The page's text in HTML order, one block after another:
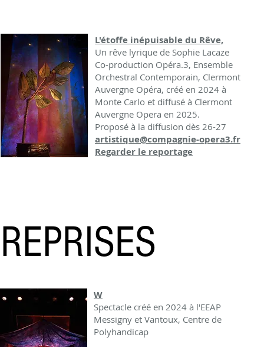
L'étoffe inépuisable du Rêve,
Un rêve lyrique de Sophie Lacaze
Co-production Opéra.3, Ensemble
Orchestral Contemporain, Clermont
Auvergne Opéra, créé en 2024 à
Monte Carlo et diffusé à Clermont
Auvergne Opera en 2025.
Proposé à la diffusion dès 26-27
artistique@compagnie-opera3.fr
Regarder le reportage
REPRISES
W
Spectacle créé en 2024 à l'EEAP
Messigny et Vantoux, Centre de
Polyhandicap